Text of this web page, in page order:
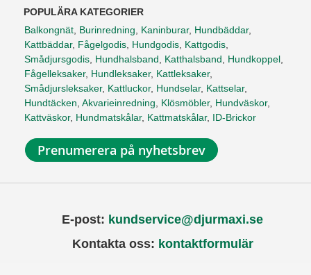
POPULÄRA KATEGORIER
Balkongnät, Burinredning, Kaninburar, Hundbäddar,
Kattbäddar, Fågelgodis, Hundgodis, Kattgodis,
Smådjursgodis, Hundhalsband, Katthalsband, Hundkoppel,
Fågelleksaker, Hundleksaker, Kattleksaker,
Smådjursleksaker, Kattluckor, Hundselar, Kattselar,
Hundtäcken, Akvarieinredning, Klösmöbler, Hundväskor,
Kattväskor, Hundmatskålar, Kattmatskålar, ID-Brickor
Prenumerera på nyhetsbrev
E-post: kundservice@djurmaxi.se
Kontakta oss: kontaktformulär